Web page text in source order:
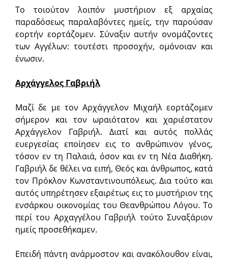
Το τοιούτον λοιπόν μυστήριον εξ αρχαίας
παραδόσεως παραλαβόντες ημείς, την παρούσαν
εορτήν εορτάζομεν. Σύναξιν αυτήν ονομάζοντες
των Αγγέλων: τουτέστι προσοχήν, ομόνοιαν και
ένωσιν.
Αρχάγγελος Γαβριήλ
Μαζί δε με τον Αρχάγγελον Μιχαήλ εορτάζομεν
σήμερον και τον ωραιότατον και χαριέστατον
Αρχάγγελον Γαβριήλ. Διατί και αυτός πολλάς
ευεργεσίας εποίησεν εις το ανθρώπινον γένος,
τόσον εν τη Παλαιά, όσον και εν τη Νέα Διαθήκη.
Γαβριήλ δε θέλει να ειπή, Θεός και άνθρωπος, κατά
τον Πρόκλον Kωνσταντινουπόλεως. Δια τούτο και
αυτός υπηρέτησεν εξαιρέτως εις το μυστήριον της
ενσάρκου οικονομίας του Θεανθρώπου Λόγου. Το
περί του Αρχαγγέλου Γαβριήλ τούτο Συναξάριον
ημείς προσεθήκαμεν.
Επειδή πάντη ανάρμοστον και ανακόλουθον είναι,